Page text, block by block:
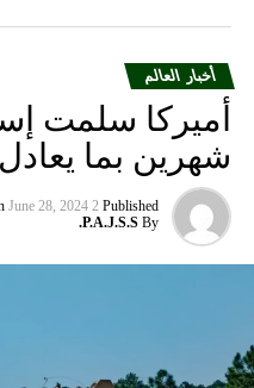
أخبار العالم
أميركا سلمت
شهرين بما
Published
2 years ago
June 28, 2024
By
P.A.J.S.S.